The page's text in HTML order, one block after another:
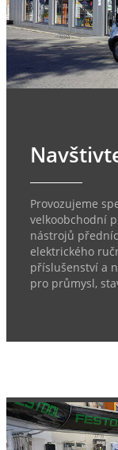
Provozujeme
velkoobchodní
nástrojů
elektrického
příslušenství a
pro průmysl,